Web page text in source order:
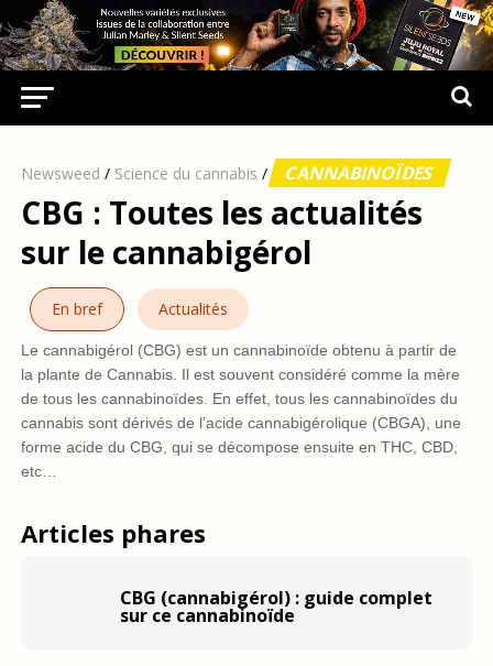
Newsweed / Science du cannabis / CANNABINOÏDES
CBG : Toutes les actualités
sur le cannabigérol
En bref Actualités
Le cannabigérol (CBG) est un cannabinoïde obtenu à partir de
la plante de Cannabis. Il est souvent considéré comme la mère
de tous les cannabinoïdes. En effet, tous les cannabinoïdes du
cannabis sont dérivés de l’acide cannabigérolique (CBGA), une
forme acide du CBG, qui se décompose ensuite en THC, CBD,
etc…
Articles phares
CBG (cannabigérol) : guide complet
sur ce cannabinoïde